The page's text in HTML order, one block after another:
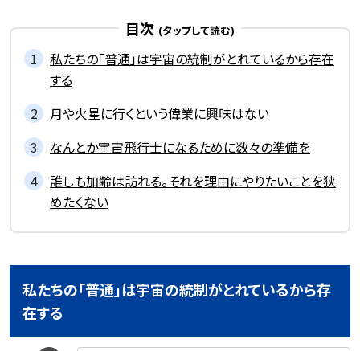
目次
私たちの「普通」は宇宙の統制がとれているから存在
する
月や火星に行くという偉業に興味はない
なんとか宇宙飛行士になるために数々の準備を
誰しも加齢は訪れる。それを理由にやりたいことを狭
めたくない
私たちの「普通」は宇宙の統制がとれているから存
在する